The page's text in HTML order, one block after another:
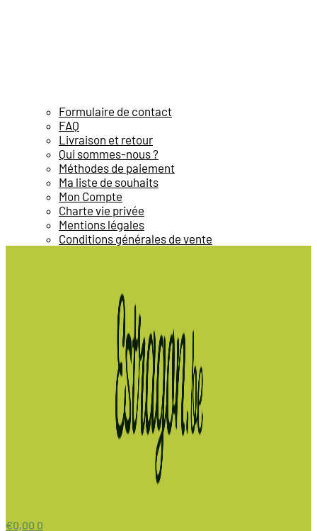
Formulaire de contact
FAQ
Livraison et retour
Qui sommes-nous ?
Méthodes de paiement
Ma liste de souhaits
Mon Compte
Charte vie privée
Mentions légales
Conditions générales de vente
€0,00 0